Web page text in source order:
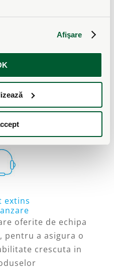
Afişare
disponibile prin
care vor
instala soluția
de căldură pentru
extins
oferite de echipa
pentru a asigura o
crescuta in